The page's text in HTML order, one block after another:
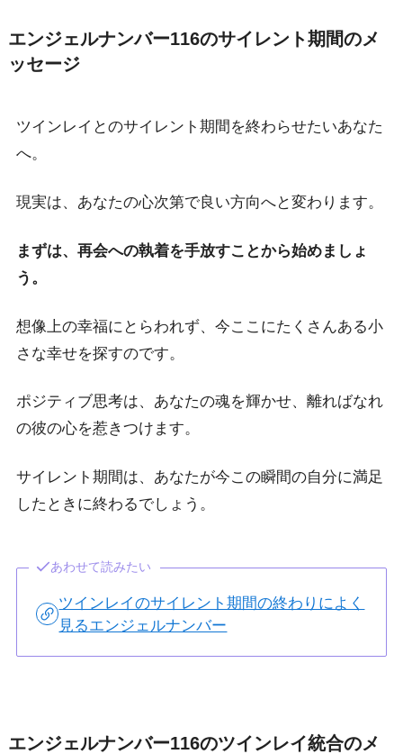
エンジェルナンバー116のサイレント期間のメ
ッセージ
ツインレイとのサイレント期間を終わらせたいあなた
へ。
現実は、あなたの心次第で良い方向へと変わります。
まずは、再会への執着を手放すことから始めましょ
う。
想像上の幸福にとらわれず、今ここにたくさんある小
さな幸せを探すのです。
ポジティブ思考は、あなたの魂を輝かせ、離ればなれ
の彼の心を惹きつけます。
サイレント期間は、あなたが今この瞬間の自分に満足
したときに終わるでしょう。
あわせて読みたい
ツインレイのサイレント期間の終わりによく
見るエンジェルナンバー
エンジェルナンバー116のツインレイ統合のメ